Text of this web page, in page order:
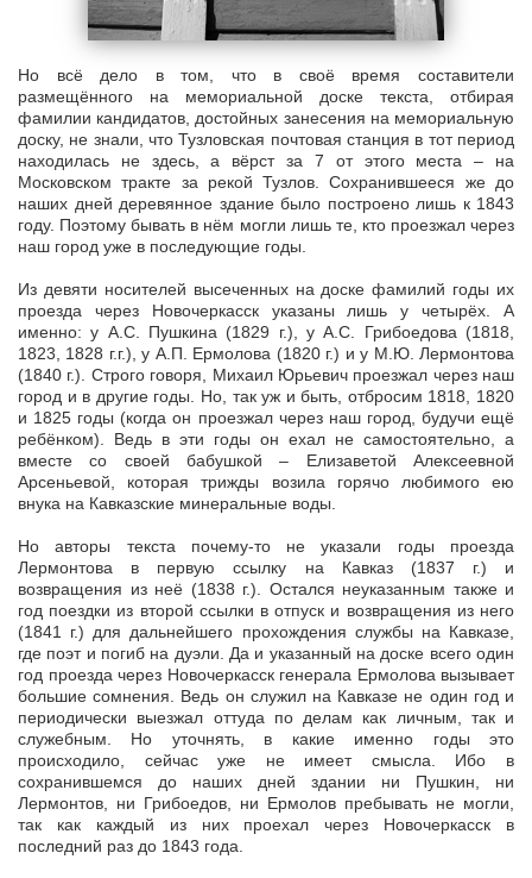
Но всё дело в том, что в своё время составители
размещённого на мемориальной доске текста, отбирая
фамилии кандидатов, достойных занесения на мемориальную
доску, не знали, что Тузловская почтовая станция в тот период
находилась не здесь, а вёрст за 7 от этого места – на
Московском тракте за рекой Тузлов. Сохранившееся же до
наших дней деревянное здание было построено лишь к 1843
году. Поэтому бывать в нём могли лишь те, кто проезжал через
наш город уже в последующие годы.
Из девяти носителей высеченных на доске фамилий годы их
проезда через Новочеркасск указаны лишь у четырёх. А
именно: у А.С. Пушкина (1829 г.), у А.С. Грибоедова (1818,
1823, 1828 г.г.), у А.П. Ермолова (1820 г.) и у М.Ю. Лермонтова
(1840 г.). Строго говоря, Михаил Юрьевич проезжал через наш
город и в другие годы. Но, так уж и быть, отбросим 1818, 1820
и 1825 годы (когда он проезжал через наш город, будучи ещё
ребёнком). Ведь в эти годы он ехал не самостоятельно, а
вместе со своей бабушкой – Елизаветой Алексеевной
Арсеньевой, которая трижды возила горячо любимого ею
внука на Кавказские минеральные воды.
Но авторы текста почему-то не указали годы проезда
Лермонтова в первую ссылку на Кавказ (1837 г.) и
возвращения из неё (1838 г.). Остался неуказанным также и
год поездки из второй ссылки в отпуск и возвращения из него
(1841 г.) для дальнейшего прохождения службы на Кавказе,
где поэт и погиб на дуэли. Да и указанный на доске всего один
год проезда через Новочеркасск генерала Ермолова вызывает
большие сомнения. Ведь он служил на Кавказе не один год и
периодически выезжал оттуда по делам как личным, так и
служебным. Но уточнять, в какие именно годы это
происходило, сейчас уже не имеет смысла. Ибо в
сохранившемся до наших дней здании ни Пушкин, ни
Лермонтов, ни Грибоедов, ни Ермолов пребывать не могли,
так как каждый из них проехал через Новочеркасск в
последний раз до 1843 года.